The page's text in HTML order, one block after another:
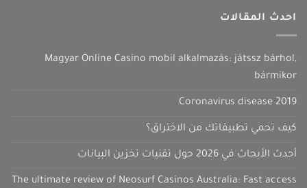
احدث المقالات
Magyar Online Casino mobil alkalmazás: játssz bárhol,
bármikor
Coronavirus disease 2019
كيف تحمي تطبيقاتك من الاختراق؟
أحدث الأبحاث في 2026 حول تقنيات تخزين البيانات
The ultimate review of Neosurf Casinos Australia: Fast access